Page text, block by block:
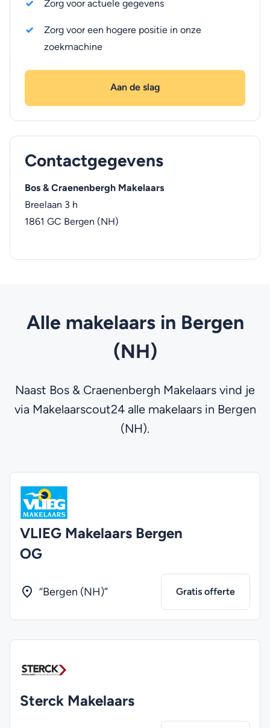
Zorg voor actuele gegevens
Zorg voor een hogere positie in onze
zoekmachine
Aan de slag
Contactgegevens
Bos & Craenenbergh Makelaars
Breelaan 3 h
1861 GC Bergen (NH)
Alle makelaars in Bergen
(NH)
Naast Bos & Craenenbergh Makelaars vind je
via Makelaarscout24 alle makelaars in Bergen
(NH).
VLIEG Makelaars Bergen
OG
“Bergen (NH)” Gratis offerte
Sterck Makelaars